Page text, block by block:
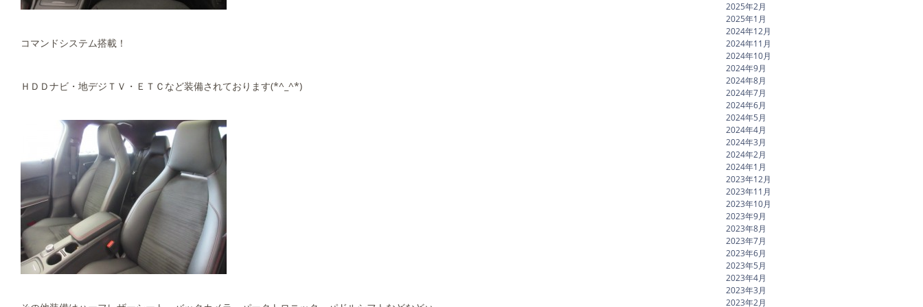
コマンドシステム搭載！
ＨＤＤナビ・地デジＴＶ・ＥＴＣなど装備されております(*^_^*)
2025年2月
2025年1月
2024年12月
2024年11月
2024年10月
2024年9月
2024年8月
2024年7月
2024年6月
2024年5月
2024年4月
2024年3月
2024年2月
2024年1月
2023年12月
2023年11月
2023年10月
2023年9月
2023年8月
2023年7月
2023年6月
2023年5月
2023年4月
2023年3月
2023年2月